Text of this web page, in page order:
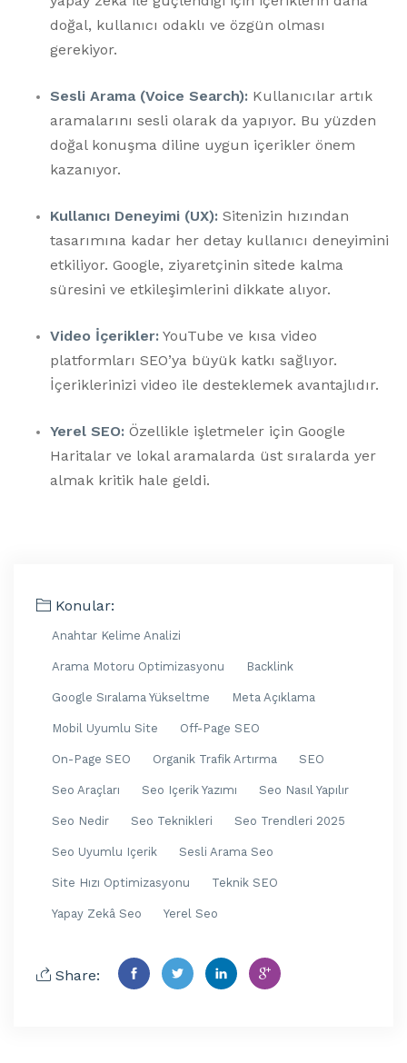
doğal, kullanıcı odaklı ve özgün olması
gerekiyor.
Sesli Arama (Voice Search): Kullanıcılar artık
aramalarını sesli olarak da yapıyor. Bu yüzden
doğal konuşma diline uygun içerikler önem
kazanıyor.
Kullanıcı Deneyimi (UX): Sitenizin hızından
tasarımına kadar her detay kullanıcı deneyimini
etkiliyor. Google, ziyaretçinin sitede kalma
süresini ve etkileşimlerini dikkate alıyor.
Video İçerikler: YouTube ve kısa video
platformları SEO’ya büyük katkı sağlıyor.
İçeriklerinizi video ile desteklemek avantajlıdır.
Yerel SEO: Özellikle işletmeler için Google
Haritalar ve lokal aramalarda üst sıralarda yer
almak kritik hale geldi.
Konular:
Anahtar Kelime Analizi
Arama Motoru Optimizasyonu Backlink
Google Sıralama Yükseltme Meta Açıklama
Mobil Uyumlu Site Off-Page SEO
On-Page SEO Organik Trafik Artırma SEO
Seo Araçları Seo Içerik Yazımı Seo Nasıl Yapılır
Seo Nedir Seo Teknikleri Seo Trendleri 2025
Seo Uyumlu Içerik Sesli Arama Seo
Site Hızı Optimizasyonu Teknik SEO
Yapay Zekâ Seo Yerel Seo
Share: